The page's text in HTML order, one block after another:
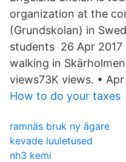
organization at the
(Grundskolan) in
students 26 Apr 2017
walking in
views73K views. • Apr
How to do your taxes
ramnäs bruk ny ägare
kevade luuletused
nh3 kemi